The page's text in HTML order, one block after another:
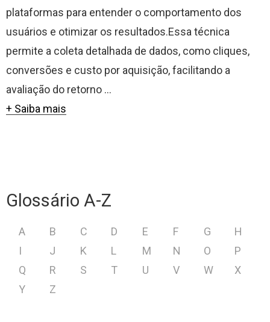
plataformas para entender o comportamento dos
usuários e otimizar os resultados.Essa técnica
permite a coleta detalhada de dados, como cliques,
conversões e custo por aquisição, facilitando a
avaliação do retorno ...
+ Saiba mais
Glossário A-Z
A B C D E F G
H
I
J K L M N O
P
Q
R S T U V W
X
Y
Z